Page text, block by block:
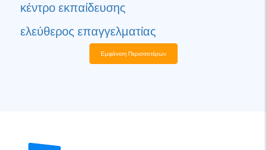
κέντρο εκπαίδευσης
ελεύθερος επαγγελματίας
Εμφάνιση Περισσοτέρων